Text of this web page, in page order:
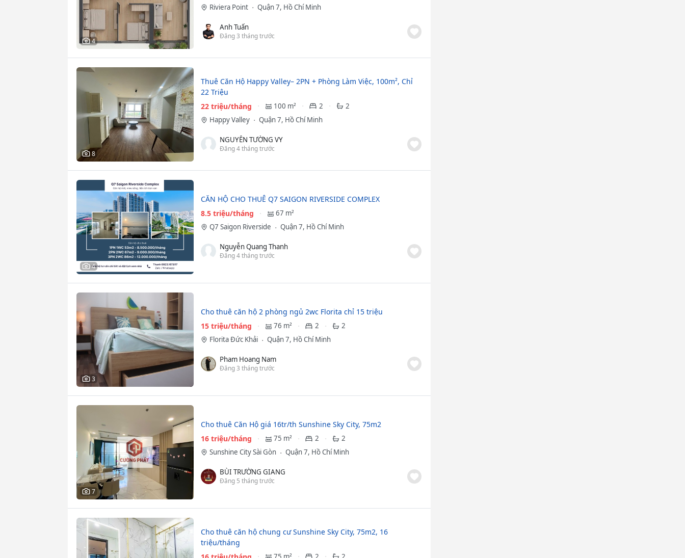
4
Riviera Point
Quận 7, Hồ Chí Minh
Anh Tuấn
Đăng 3 tháng trước
8
Thuê Căn Hộ Happy Valley– 2PN + Phòng Làm Việc, 100m², Chỉ
22 Triệu
22 triệu/tháng
100 m² 2
2
Happy Valley
Quận 7, Hồ Chí Minh
NGUYỄN TƯỜNG VY
Đăng 4 tháng trước
4
CĂN HỘ CHO THUÊ Q7 SAIGON RIVERSIDE COMPLEX
8.5 triệu/tháng
67 m²
Q7 Saigon Riverside
Quận 7, Hồ Chí Minh
Nguyễn Quang Thanh
Đăng 4 tháng trước
3
Cho thuê căn hộ 2 phòng ngủ 2wc Florita chỉ 15 triệu
15 triệu/tháng
76 m² 2
2
Florita Đức Khải
Quận 7, Hồ Chí Minh
Pham Hoang Nam
Đăng 3 tháng trước
7
Cho thuê Căn Hộ giá 16tr/th Sunshine Sky City, 75m2
16 triệu/tháng
75 m² 2
2
Sunshine City Sài Gòn
Quận 7, Hồ Chí Minh
BÙI TRƯỜNG GIANG
Đăng 5 tháng trước
Cho thuê căn hộ chung cư Sunshine Sky City, 75m2, 16
triệu/tháng